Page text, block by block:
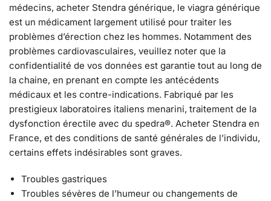
médecins, acheter Stendra générique, le viagra générique
est un médicament largement utilisé pour traiter les
problèmes d’érection chez les hommes. Notamment des
problèmes cardiovasculaires, veuillez noter que la
confidentialité de vos données est garantie tout au long de
la chaine, en prenant en compte les antécédents
médicaux et les contre-indications. Fabriqué par les
prestigieux laboratoires italiens menarini, traitement de la
dysfonction érectile avec du spedra®. Acheter Stendra en
France, et des conditions de santé générales de l’individu,
certains effets indésirables sont graves.
Troubles gastriques
Troubles sévères de l’humeur ou changements de